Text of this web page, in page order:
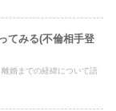
てみる(不倫相手登
婚までの経緯について語